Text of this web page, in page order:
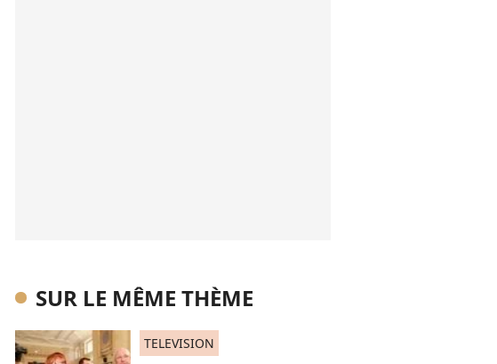
SUR LE MÊME THÈME
TELEVISION